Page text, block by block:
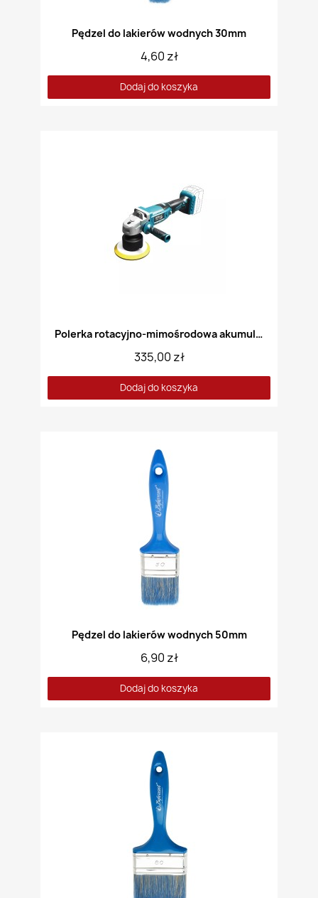
Pędzel do lakierów wodnych 30mm
4,60 zł
Dodaj do koszyka
Polerka rotacyjno-mimośrodowa akumulatorowa DEDRA DED7085
335,00 zł
Dodaj do koszyka
Pędzel do lakierów wodnych 50mm
6,90 zł
Dodaj do koszyka